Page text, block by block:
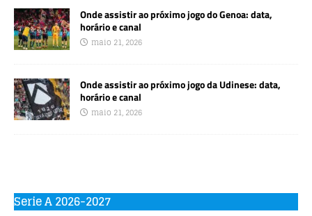
Onde assistir ao próximo jogo do Genoa: data,
horário e canal
maio 21, 2026
Onde assistir ao próximo jogo da Udinese: data,
horário e canal
maio 21, 2026
Serie A 2026-2027